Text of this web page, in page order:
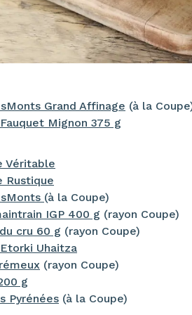
Grand Affinage (à la
Mignon 375 g
Véritable
Rustique
(à la Coupe)
IGP 400 g (rayon Coupe)
cru 60 g (rayon Coupe)
Uhaitza
(rayon Coupe)
g
Pyrénées (à la Coupe)